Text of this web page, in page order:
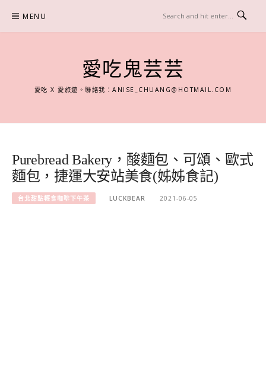
content
MENU
愛吃鬼芸芸
愛吃 X 愛旅遊。聯絡我：ANISE_CHUANG@HOTMAIL.COM
Purebread Bakery，酸麵包、可頌、歐式
麵包，捷運大安站美食(姊姊食記)
台北甜點輕食咖啡下午茶 LUCKBEAR 2021-06-05